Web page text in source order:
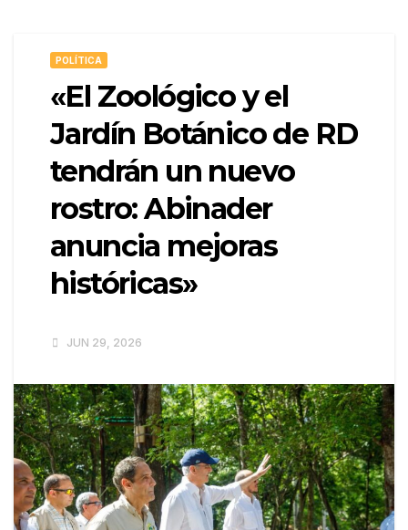
POLÍTICA
«El Zoológico y el
Jardín Botánico de RD
tendrán un nuevo
rostro: Abinader
anuncia mejoras
históricas»
JUN 29, 2026